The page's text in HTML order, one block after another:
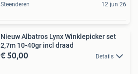
Steenderen 12 jun 26
Nieuw Albatros Lynx Winklepicker set
2,7m 10-40gr incl draad
€ 50,00 Details